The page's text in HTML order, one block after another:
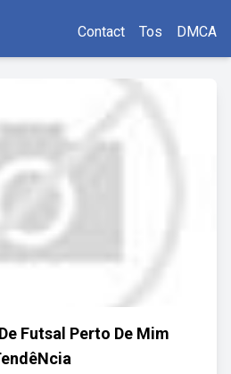
Contact Tos DMCA
Futsal Perto De Mim